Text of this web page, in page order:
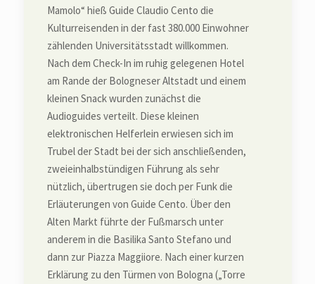
Mamolo“ hieß Guide Claudio Cento die
Kulturreisenden in der fast 380.000 Einwohner
zählenden Universitätsstadt willkommen.
Nach dem Check-In im ruhig gelegenen Hotel
am Rande der Bologneser Altstadt und einem
kleinen Snack wurden zunächst die
Audioguides verteilt. Diese kleinen
elektronischen Helferlein erwiesen sich im
Trubel der Stadt bei der sich anschließenden,
zweieinhalbstündigen Führung als sehr
nützlich, übertrugen sie doch per Funk die
Erläuterungen von Guide Cento. Über den
Alten Markt führte der Fußmarsch unter
anderem in die Basilika Santo Stefano und
dann zur Piazza Maggiiore. Nach einer kurzen
Erklärung zu den Türmen von Bologna („Torre